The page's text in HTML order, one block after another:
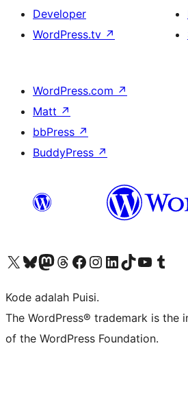
Developer
WordPress.tv ↗
WordPress.com ↗
Matt ↗
bbPress ↗
BuddyPress ↗
Kunjungi akun X (sebelumnya Twitter) kamiVisit our Bluesky account
Kunjungi akun Mastodon kami
Visit our Threads account
Kunjungi halaman Facebook kamiKunjungi akun Instagram kamiKunjungi akun LinkedIn kami
Visit our TikTok account
Kunjungi channel YouTube kamiVisit our
Kode adalah Puisi.
The WordPress® trademark is the
of the WordPress Foundation.